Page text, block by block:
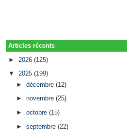
Articles récents
► 2026(125)
▼2025(199)
► décembre (12)
► novembre (25)
► octobre (15)
► septembre (22)